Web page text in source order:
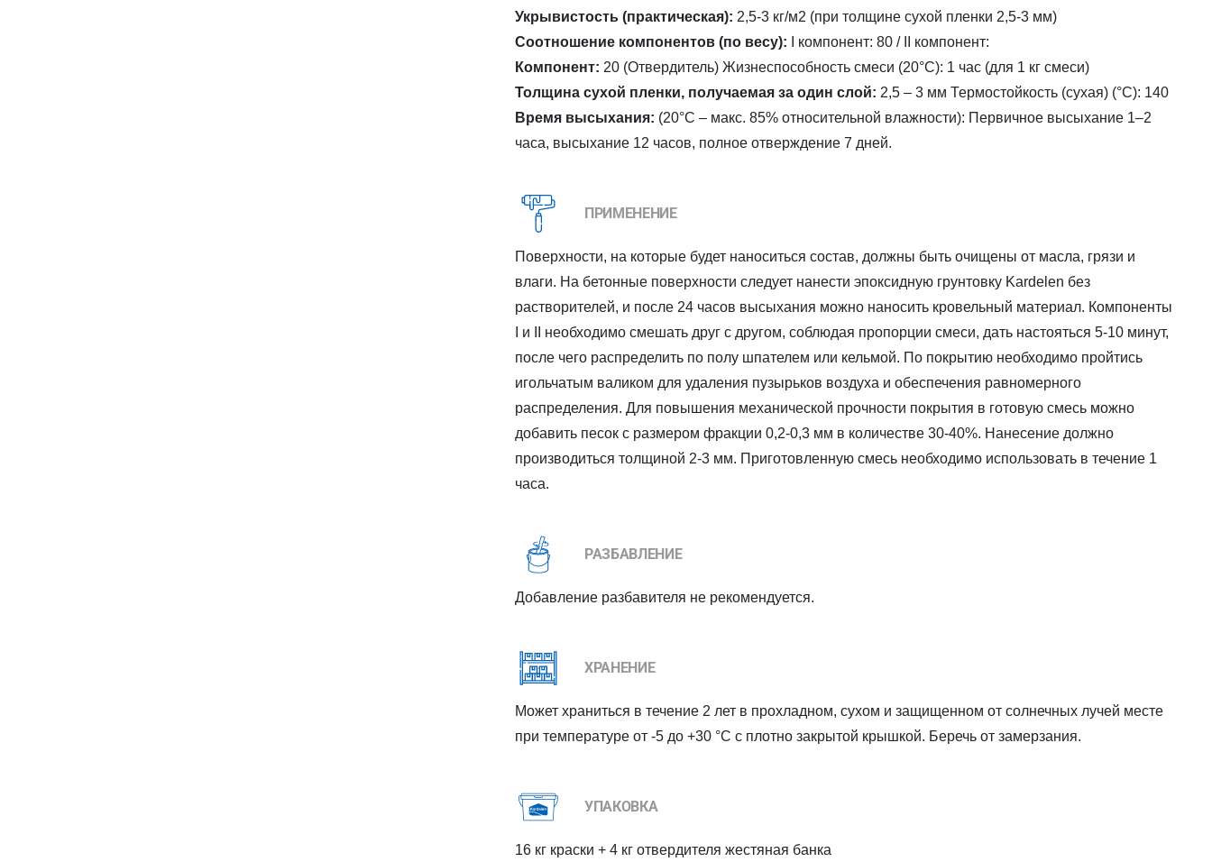
Укрывистость (практическая): 2,5-3 кг/м2 (при толщине сухой пленки 2,5-3 мм)
Соотношение компонентов (по весу): I компонент: 80 / II компонент:
Компонент: 20 (Отвердитель) Жизнеспособность смеси (20°C): 1 час (для 1 кг смеси)
Толщина сухой пленки, получаемая за один слой: 2,5 – 3 мм Термостойкость (сухая) (°C): 140
Время высыхания: (20°C – макс. 85% относительной влажности): Первичное высыхание 1–2
часа, высыхание 12 часов, полное отверждение 7 дней.
ПРИМЕНЕНИЕ
Поверхности, на которые будет наноситься состав, должны быть очищены от масла, грязи и
влаги. На бетонные поверхности следует нанести эпоксидную грунтовку Kardelen без
растворителей, и после 24 часов высыхания можно наносить кровельный материал. Компоненты
I и II необходимо смешать друг с другом, соблюдая пропорции смеси, дать настояться 5-10 минут,
после чего распределить по полу шпателем или кельмой. По покрытию необходимо пройтись
игольчатым валиком для удаления пузырьков воздуха и обеспечения равномерного
распределения. Для повышения механической прочности покрытия в готовую смесь можно
добавить песок с размером фракции 0,2-0,3 мм в количестве 30-40%. Нанесение должно
производиться толщиной 2-3 мм. Приготовленную смесь необходимо использовать в течение 1
часа.
РАЗБАВЛЕНИЕ
Добавление разбавителя не рекомендуется.
ХРАНЕНИЕ
Может храниться в течение 2 лет в прохладном, сухом и защищенном от солнечных лучей месте
при температуре от -5 до +30 °C с плотно закрытой крышкой. Беречь от замерзания.
УПАКОВКА
16 кг краски + 4 кг отвердителя жестяная банка